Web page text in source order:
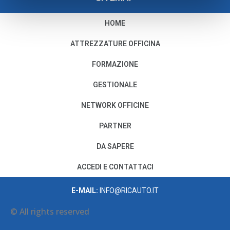
HOME
ATTREZZATURE OFFICINA
FORMAZIONE
GESTIONALE
NETWORK OFFICINE
PARTNER
DA SAPERE
ACCEDI E CONTATTACI
PRIVACY E COOKIE POLICY
Cookie Policy
Il nostro Codice Etico
PER MODIFICHE O CANCELLAZIONI
PRIVACY@AUTODISITALIA.IT
CONTATTACI
E-MAIL: INFO@RICAUTO.IT
© All rights reserved